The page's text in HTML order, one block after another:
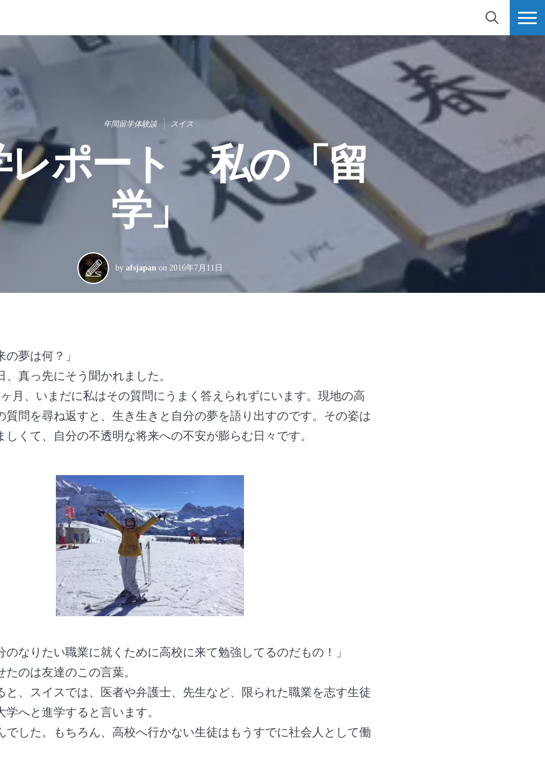
検索 MORE
年間留学体験談 スイス
レポート 私の「留
学」
by afsjapan on 2016年7月11日
の夢は何？」
、真っ先にそう聞かれました。
月、いまだに私はその質問にうまく答えられずにいます。現地の高
質問を尋ね返すと、生き生きと自分の夢を語り出すのです。その姿は
しくて、自分の不透明な将来への不安が膨らむ日々です。
のなりたい職業に就くために高校に来て勉強してるのだもの！」
のは友達のこの言葉。
と、スイスでは、医者や弁護士、先生など、限られた職業を志す生徒
学へと進学すると言います。
でした。もちろん、高校へ行かない生徒はもうすでに社会人として働